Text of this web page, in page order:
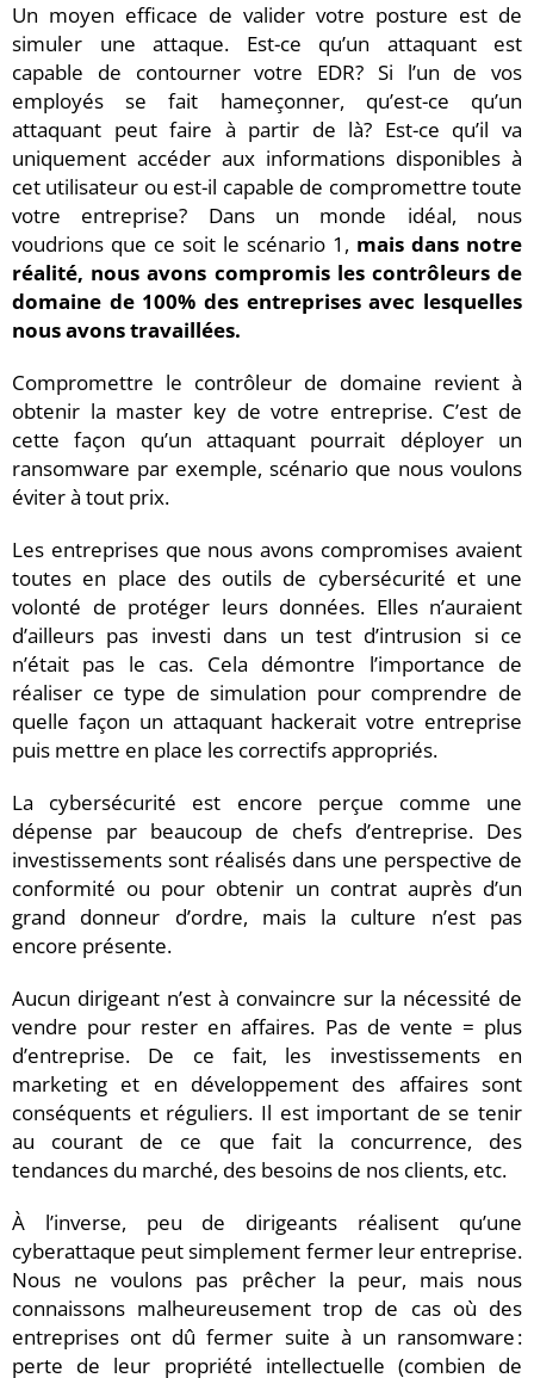
Un moyen efficace de valider votre posture est de
simuler une attaque. Est-ce qu’un attaquant est
capable de contourner votre EDR? Si l’un de vos
employés se fait hameçonner, qu’est-ce qu’un
attaquant peut faire à partir de là? Est-ce qu’il va
uniquement accéder aux informations disponibles à
cet utilisateur ou est-il capable de compromettre toute
votre entreprise? Dans un monde idéal, nous
voudrions que ce soit le scénario 1, mais dans notre
réalité, nous avons compromis les contrôleurs de
domaine de 100% des entreprises avec lesquelles
nous avons travaillées.
Compromettre le contrôleur de domaine revient à
obtenir la master key de votre entreprise. C’est de
cette façon qu’un attaquant pourrait déployer un
ransomware par exemple, scénario que nous voulons
éviter à tout prix.
Les entreprises que nous avons compromises avaient
toutes en place des outils de cybersécurité et une
volonté de protéger leurs données. Elles n’auraient
d’ailleurs pas investi dans un test d’intrusion si ce
n’était pas le cas. Cela démontre l’importance de
réaliser ce type de simulation pour comprendre de
quelle façon un attaquant hackerait votre entreprise
puis mettre en place les correctifs appropriés.
La cybersécurité est encore perçue comme une
dépense par beaucoup de chefs d’entreprise. Des
investissements sont réalisés dans une perspective de
conformité ou pour obtenir un contrat auprès d’un
grand donneur d’ordre, mais la culture n’est pas
encore présente.
Aucun dirigeant n’est à convaincre sur la nécessité de
vendre pour rester en affaires. Pas de vente = plus
d’entreprise. De ce fait, les investissements en
marketing et en développement des affaires sont
conséquents et réguliers. Il est important de se tenir
au courant de ce que fait la concurrence, des
tendances du marché, des besoins de nos clients, etc.
À l’inverse, peu de dirigeants réalisent qu’une
cyberattaque peut simplement fermer leur entreprise.
Nous ne voulons pas prêcher la peur, mais nous
connaissons malheureusement trop de cas où des
entreprises ont dû fermer suite à un ransomware :
perte de leur propriété intellectuelle (combien de